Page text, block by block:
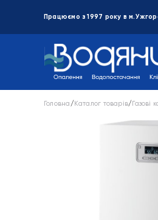
Працюємо з 1997 року в
Головна / Каталог товарів/ Газові